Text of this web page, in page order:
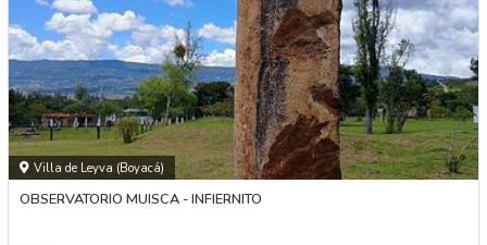
Villa de Leyva (Boyacá)
OBSERVATORIO MUISCA - INFIERNITO